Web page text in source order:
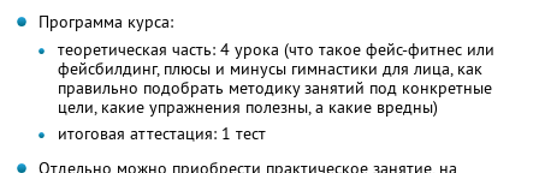
Программа курса:
теоретическая часть: 4 урока (что такое фейс-фитнес или
фейсбилдинг, плюсы и минусы гимнастики для лица, как
правильно подобрать методику занятий под конкретные
цели, какие упражнения полезны, а какие вредны)
итоговая аттестация: 1 тест
Отдельно можно приобрести практическое занятие, на